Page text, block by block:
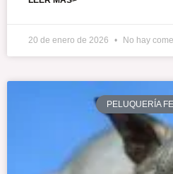
20 de enero de 2026 No hay
PELUQUERÍA